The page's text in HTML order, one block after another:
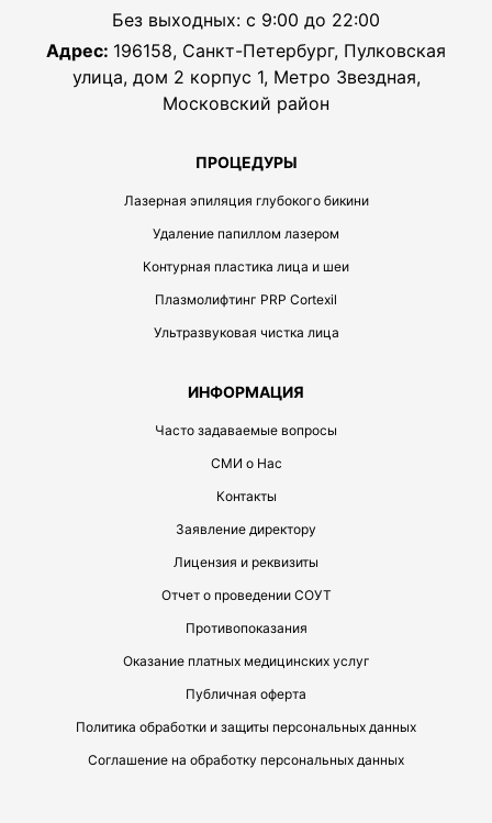
Без выходных: с 9:00 до 22:00
Адрес: 196158, Санкт-Петербург, Пулковская
улица, дом 2 корпус 1, Метро Звездная,
Московский район
ПРОЦЕДУРЫ
Лазерная эпиляция глубокого бикини
Удаление папиллом лазером
Контурная пластика лица и шеи
Плазмолифтинг PRP Cortexil
Ультразвуковая чистка лица
ИНФОРМАЦИЯ
Часто задаваемые вопросы
СМИ о Нас
Контакты
Заявление директору
Лицензия и реквизиты
Отчет о проведении СОУТ
Противопоказания
Оказание платных медицинских услуг
Публичная оферта
Политика обработки и защиты персональных данных
Соглашение на обработку персональных данных